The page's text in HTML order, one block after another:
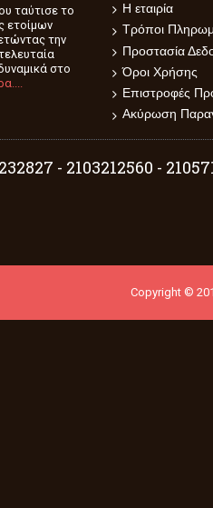
ταύτισε το
ετοίμων
την
στο
Η εταιρία
Τρόποι
Προστασία
Όροι Χρήσης
Επιστροφές
Ακύρωση
- 2103212560 -
Copyright ©